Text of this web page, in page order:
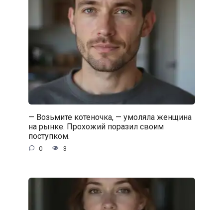
— Возьмите котеночка, — умоляла женщина
на рынке. Прохожий поразил своим
поступком.
0 3